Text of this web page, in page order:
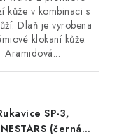
kůže v kombinaci s
Dlaň je vyrobena
klokaní kůže.
Aramidová...
SP-3,
(černá/